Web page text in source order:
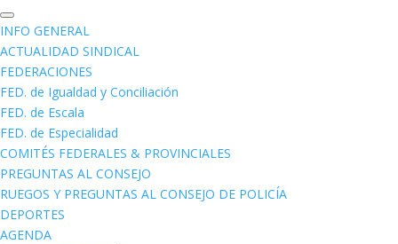
INFO GENERAL
ACTUALIDAD SINDICAL
FEDERACIONES
FED. de Igualdad y Conciliación
FED. de Escala
FED. de Especialidad
COMITÉS FEDERALES & PROVINCIALES
PREGUNTAS AL CONSEJO
RUEGOS Y PREGUNTAS AL CONSEJO DE POLICÍA
DEPORTES
AGENDA